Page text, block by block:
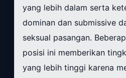
yang lebih dalam serta
dominan dan submissive
seksual pasangan.
posisi ini memberikan
yang lebih tinggi karena